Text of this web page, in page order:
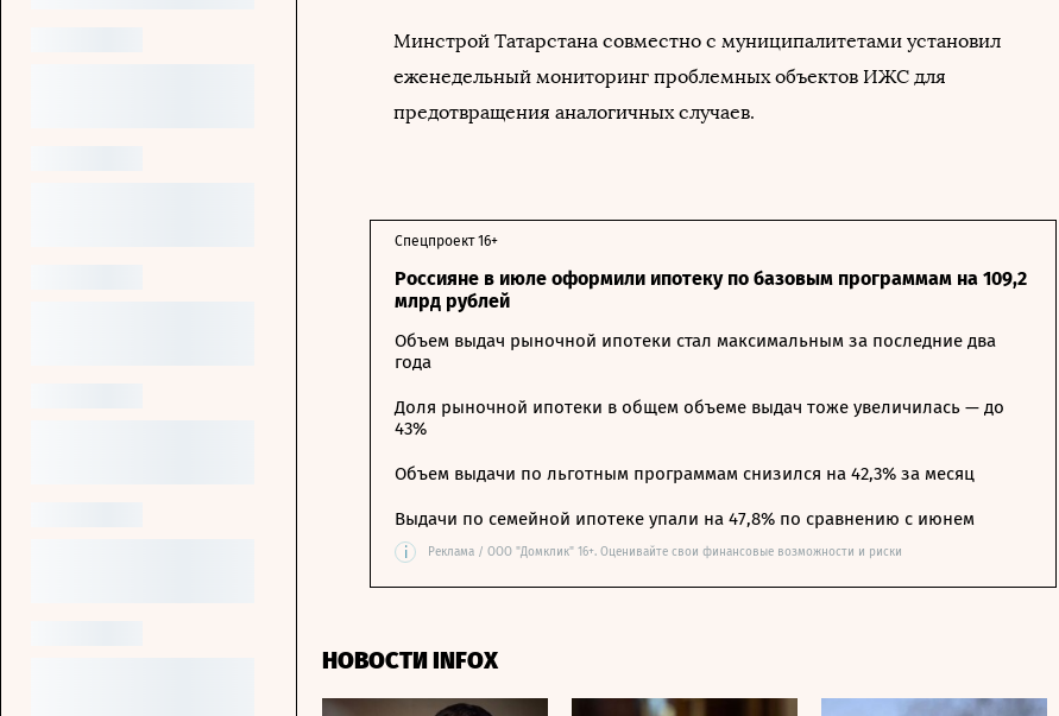
Минстрой Татарстана совместно с муниципалитетами установил
еженедельный мониторинг проблемных объектов ИЖС для
предотвращения аналогичных случаев.
Россияне в июле оформили ипотеку по базовым программам на 109,2
млрд рублей
Спецпроект 16+
Объем выдач рыночной ипотеки стал максимальным за последние два
года
Доля рыночной ипотеки в общем объеме выдач тоже увеличилась — до
43%
Объем выдачи по льготным программам снизился на 42,3% за месяц
Выдачи по семейной ипотеке упали на 47,8% по сравнению с июнем
i Реклама / ООО "Домклик" 16+. Оценивайте свои финансовые возможности и риски
НОВОСТИ INFOX